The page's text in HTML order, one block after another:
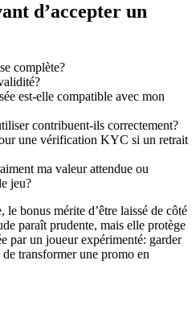
d’accepter un
complète?
est-elle compatible avec mon
contribuent-ils correctement?
une vérification KYC si un retrait
ma valeur attendue ou
jeu?
le bonus mérite d’être laissé de côté
paraît prudente, mais elle protège
par un joueur expérimenté: garder
transformer une promo en